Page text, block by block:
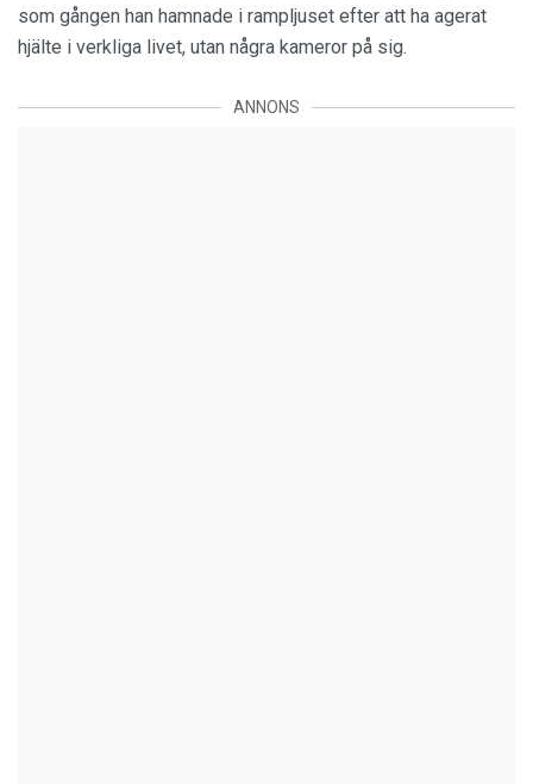
som gången han hamnade i rampljuset efter att ha agerat
hjälte i verkliga livet, utan några kameror på sig.
ANNONS